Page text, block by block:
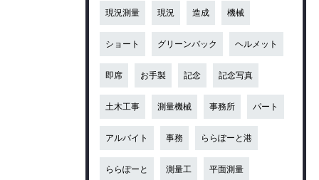
現況測量 現況 造成 機械
ショート グリーンバック ヘルメット
即席 お手製 記念 記念写真
土木工事 測量機械 事務所 パート
アルバイト 事務 ららぽーと港
ららぽーと 測量工 平面測量